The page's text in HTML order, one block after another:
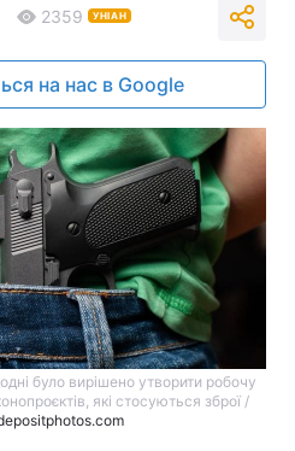
2359 УНІАН
на нас в Google
було вирішено утворити робочу
які стосуються зброї /